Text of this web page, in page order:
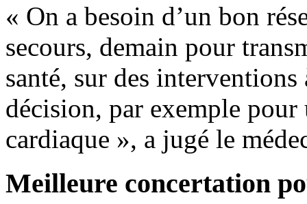
« On a besoin d’un bon
secours, demain pour
santé, sur des
décision, par exemple
cardiaque », a jugé le
Meilleure concertation